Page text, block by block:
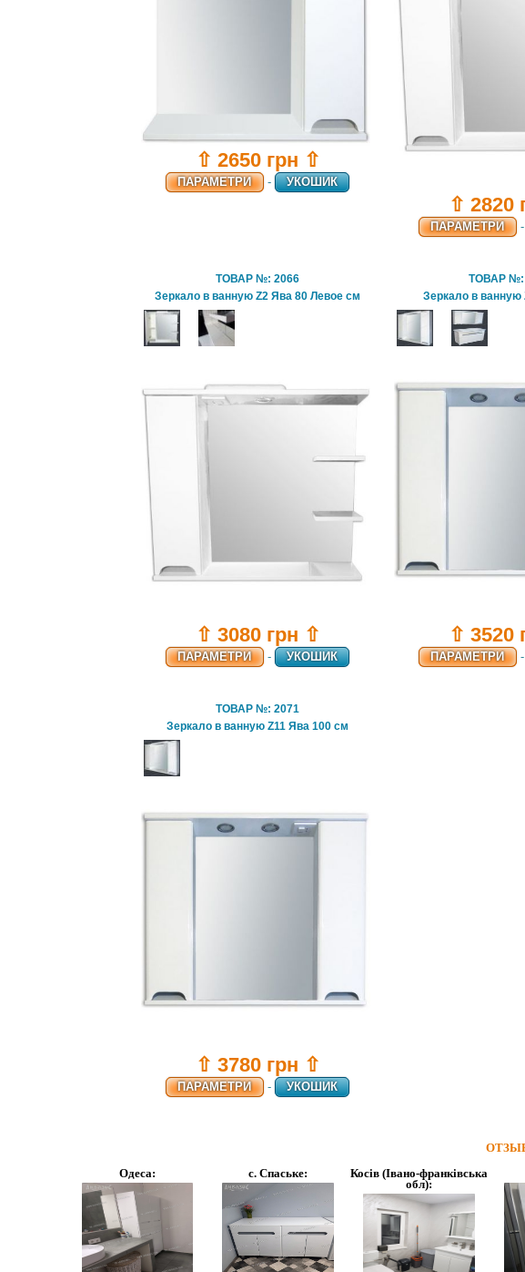
⇧ 2650 грн ⇧
ПАРАМЕТРИ - УКОШИК
⇧ 2820
ПАРАМЕТРИ -
ТОВАР №: 2066
Зеркало в ванную Z2 Ява 80 Левое см
⇧ 3080 грн ⇧
ПАРАМЕТРИ - УКОШИК
ТОВАР №:
Зеркало в ванную
⇧ 3520
ПАРАМЕТРИ -
ТОВАР №: 2071
Зеркало в ванную Z11 Ява 100 см
⇧ 3780 грн ⇧
ПАРАМЕТРИ - УКОШИК
Одеса:
с. Спаське:
Косів (Івано-франківська
обл):